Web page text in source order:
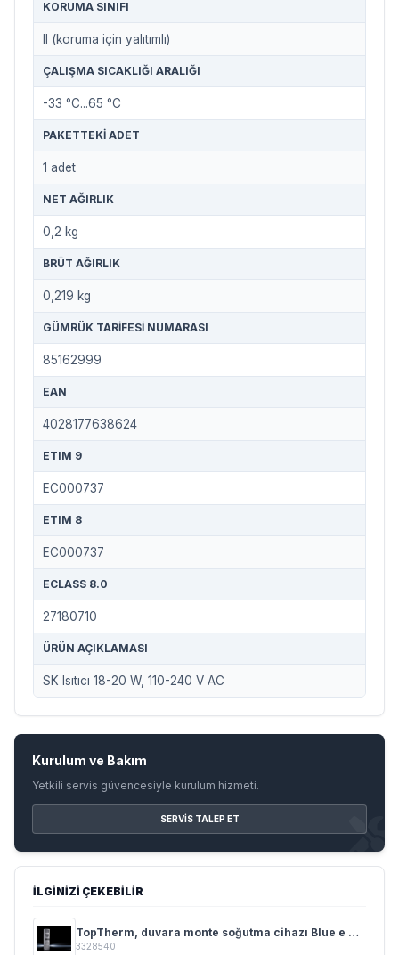
KORUMA SINIFI
II (koruma için yalıtımlı)
ÇALIŞMA SICAKLIĞI ARALIĞI
-33 °C...65 °C
PAKETTEKI ADET
1 adet
NET AĞIRLIK
0,2 kg
BRÜT AĞIRLIK
0,219 kg
GÜMRÜK TARIFESI NUMARASI
85162999
EAN
4028177638624
ETIM 9
EC000737
ETIM 8
EC000737
ECLASS 8.0
27180710
ÜRÜN AÇIKLAMASI
SK Isıtıcı 18-20 W, 110-240 V AC
Kurulum ve Bakım
Yetkili servis güvencesiyle kurulum hizmeti.
SERVIS TALEP ET
İLGINIZI ÇEKEBILIR
TopTherm, duvara monte soğutma cihazı Blue e 0,3 - 4 kW
3328540